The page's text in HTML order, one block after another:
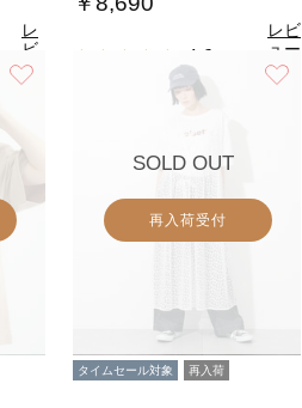
レ
ビ
ュ
ー
る
4.6
レビ
ュー
を見
る
SOLD OUT
再入荷受付
タイムセール対象 再入荷